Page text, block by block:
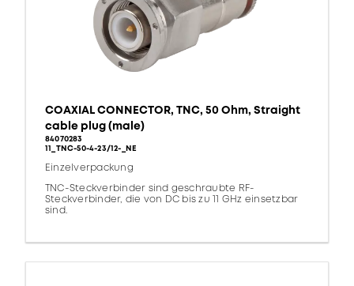
COAXIAL CONNECTOR, TNC, 50 Ohm, Straight
cable plug (male)
84070283
11_TNC-50-4-23/12-_NE
Einzelverpackung
TNC-Steckverbinder sind geschraubte RF-
Steckverbinder, die von DC bis zu 11 GHz einsetzbar
sind.